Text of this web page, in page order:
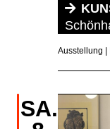
Ausstellung |
SA.